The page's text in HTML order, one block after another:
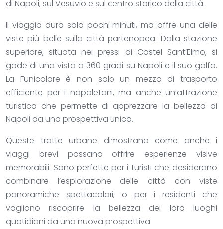
di Napoli, sul Vesuvio e sul centro storico della città.
Il viaggio dura solo pochi minuti, ma offre una delle
viste più belle sulla città partenopea. Dalla stazione
superiore, situata nei pressi di Castel Sant’Elmo, si
gode di una vista a 360 gradi su Napoli e il suo golfo.
La Funicolare è non solo un mezzo di trasporto
efficiente per i napoletani, ma anche un’attrazione
turistica che permette di apprezzare la bellezza di
Napoli da una prospettiva unica.
Queste tratte urbane dimostrano come anche i
viaggi brevi possano offrire esperienze visive
memorabili. Sono perfette per i turisti che desiderano
combinare l’esplorazione delle città con viste
panoramiche spettacolari, o per i residenti che
vogliono riscoprire la bellezza dei loro luoghi
quotidiani da una nuova prospettiva.